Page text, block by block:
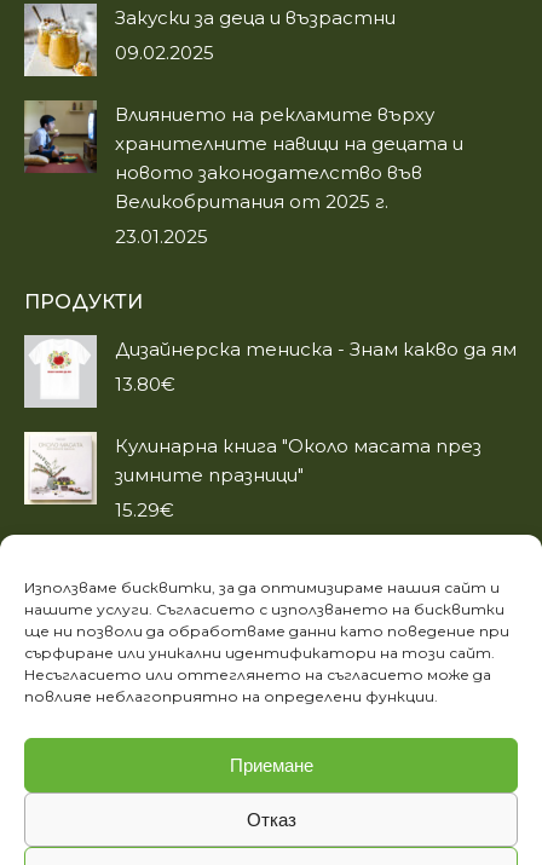
Използваме бисквитки, за да оптимизираме нашия сайт и
нашите услуги. Съгласието с използването на бисквитки
ще ни позволи да обработваме данни като поведение при
сърфиране или уникални идентификатори на този сайт.
Несъгласието или оттеглянето на съгласието може да
повлияе неблагоприятно на определени функции.
Приемане
Отказ
Закуски за деца и възрастни
09.02.2025
Влиянието на рекламите върху
хранителните навици на децата и
новото законодателство във
Великобритания от 2025 г.
23.01.2025
ПРОДУКТИ
Дизайнерска тениска - Знам какво да ям
13.80€
Кулинарна книга "Около масата през
зимните празници"
15.29€
14.27€
ИНФОРМАЦИЯ
Етичен кодекс на фондация „За храната“